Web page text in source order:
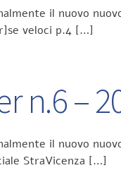
il nuovo
veloci p.4 […]
n.6 –
il nuovo
StraVicenza […]